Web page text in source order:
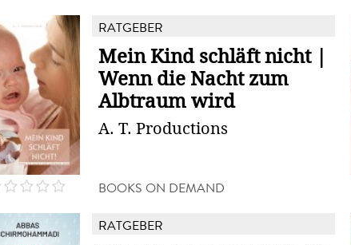
RATGEBER
Mein Kind schläft nicht |
Wenn die Nacht zum
Albtraum wird
A. T. Productions
BOOKS ON DEMAND
RATGEBER